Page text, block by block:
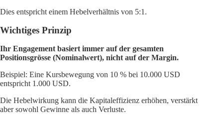
Dies entspricht einem Hebelverhältnis von 5:1.
Wichtiges Prinzip
Ihr Engagement basiert immer auf der gesamten
Positionsgrösse (Nominalwert), nicht auf der Margin.
Beispiel: Eine Kursbewegung von 10 % bei 10.000 USD
entspricht 1.000 USD.
Die Hebelwirkung kann die Kapitaleffizienz erhöhen, verstärkt
aber sowohl Gewinne als auch Verluste.